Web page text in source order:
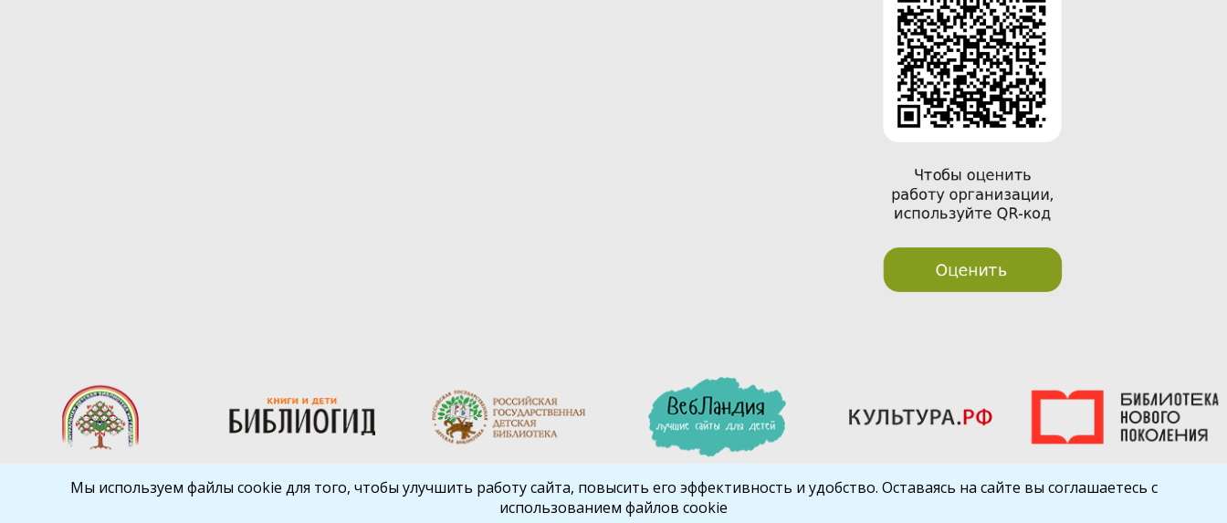
Библиокрай
Мы используем файлы cookie для того, чтобы улучшить работу сайта, повысить его эффективность и удобство. Оставаясь на сайте вы соглашаетесь с
использованием файлов cookie